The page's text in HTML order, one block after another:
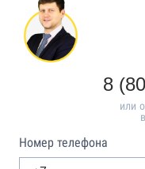
8
или
Номер телефона